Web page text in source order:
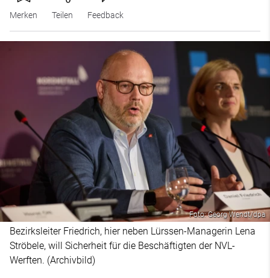
Merken Teilen Feedback
Foto: Georg Wendt/dpa
Bezirksleiter Friedrich, hier neben Lürssen-Managerin Lena
Ströbele, will Sicherheit für die Beschäftigten der NVL-
Werften. (Archivbild)